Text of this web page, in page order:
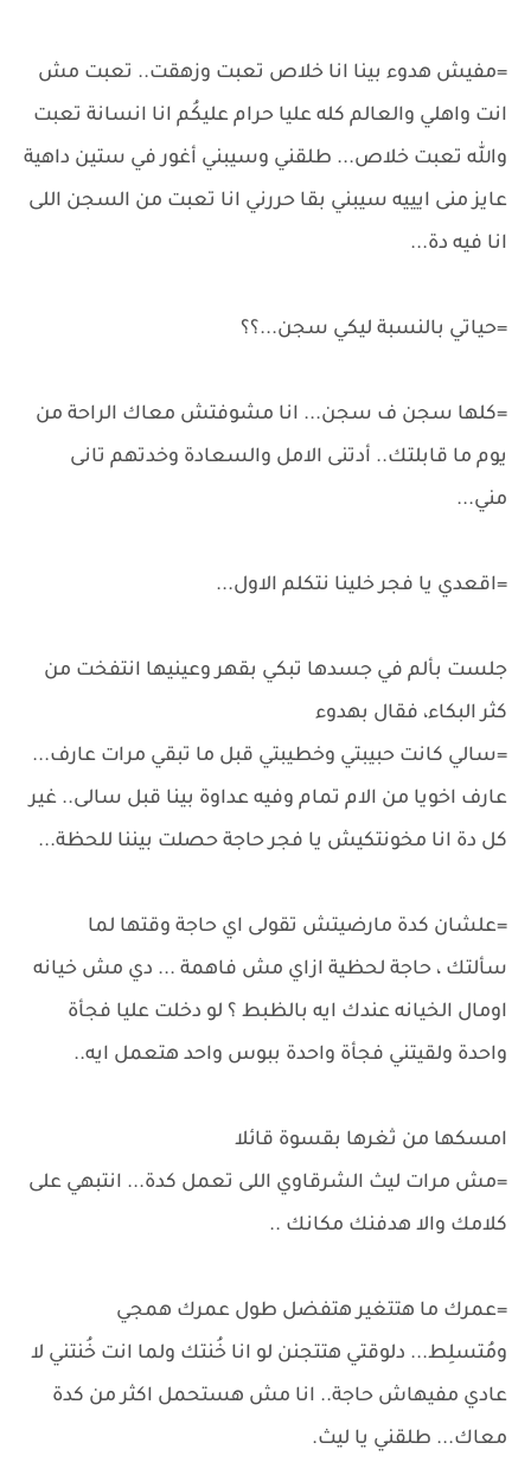
=مفيش هدوء بينا انا خلاص تعبت وزهقت.. تعبت مش
انت واهلي والعالم كله عليا حرام عليكُم انا انسانة تعبت
والله تعبت خلاص... طلقني وسيبني أغور في ستين داهية
عايز منى ايييه سيبني بقا حررني انا تعبت من السجن اللى
انا فيه دة...
=حياتي بالنسبة ليكي سجن...؟؟
=كلها سجن ف سجن... انا مشوفتش معاك الراحة من
يوم ما قابلتك.. أدتنى الامل والسعادة وخدتهم تانى
مني...
=اقعدي يا فجر خلينا نتكلم الاول...
جلست بألم في جسدها تبكي بقهر وعينيها انتفخت من
كثر البكاء، فقال بهدوء
=سالي كانت حبيبتي وخطيبتي قبل ما تبقي مرات عارف...
عارف اخويا من الام تمام وفيه عداوة بينا قبل سالى.. غير
كل دة انا مخونتكيش يا فجر حاجة حصلت بيننا للحظة...
=علشان كدة مارضيتش تقولى اي حاجة وقتها لما
سألتك ، حاجة لحظية ازاي مش فاهمة ... دي مش خيانه
اومال الخيانه عندك ايه بالظبط ؟ لو دخلت عليا فجأة
واحدة ولقيتني فجأة واحدة ببوس واحد هتعمل ايه..
امسكها من ثغرها بقسوة قائلا
=مش مرات ليث الشرقاوي اللى تعمل كدة... انتبهي على
كلامك والا هدفنك مكانك ..
=عمرك ما هتتغير هتفضل طول عمرك همجي
ومُتسلِط... دلوقتي هتتجنن لو انا خُنتك ولما انت خُنتني لا
عادي مفيهاش حاجة.. انا مش هستحمل اكثر من كدة
معاك... طلقني يا ليث.